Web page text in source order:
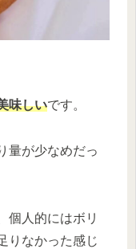
味しいです。
量が少なめだっ
個人的にはボリ
りなかった感じ